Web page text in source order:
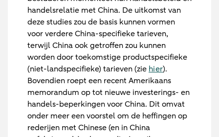
handelsrelatie met China. De uitkomst van
deze studies zou de basis kunnen vormen
voor verdere China-specifieke tarieven,
terwijl China ook getroffen zou kunnen
worden door toekomstige productspecifieke
(niet-landspecifieke) tarieven (zie hier).
Bovendien roept een recent Amerikaans
memorandum op tot nieuwe investerings- en
handels-beperkingen voor China. Dit omvat
onder meer een voorstel om de heffingen op
rederijen met Chinese (en in China